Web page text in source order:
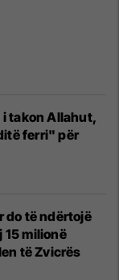
i takon Allahut,
ferri" për
do të ndërtojë
15 milionë
të Zvicrës